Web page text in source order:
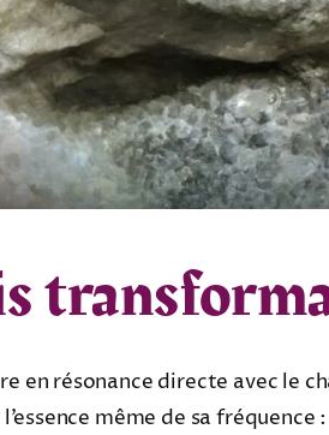
en résonance directe avec le
même de sa fréquence